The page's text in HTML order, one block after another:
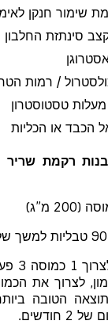
שימור חנקן
סינתזת החלבון
/ רמות
טסטוסטרון
הכבד או הכליות
רקמת שריר
יש